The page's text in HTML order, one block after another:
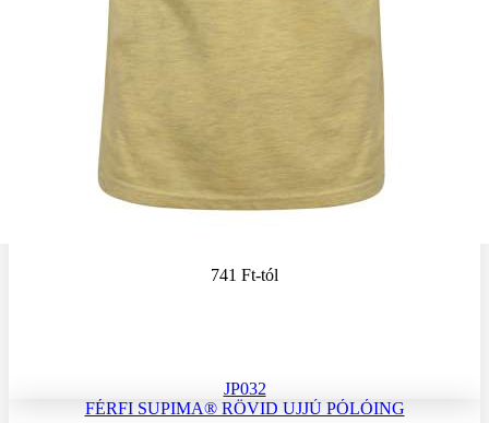
741 Ft-tól
JP032
FÉRFI SUPIMA® RÖVID UJJÚ PÓLÓING